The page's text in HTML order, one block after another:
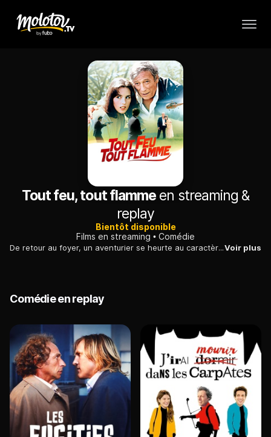
Tout feu, tout flamme en streaming &
replay
Bientôt disponible
Films en streaming
Comédie
De retour au foyer, un aventurier se heurte au caractère intransigeant de sa fille, qui s'est occupée de toute la famille pendant son absence...Voir plus
Comédie en replay